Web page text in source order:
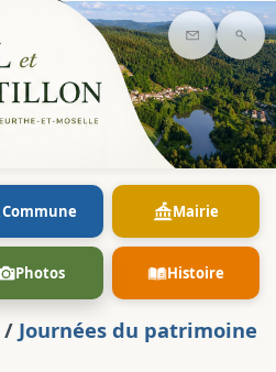
Contact
Commune Mairie
Photos Histoire
/ Journées du patrimoine